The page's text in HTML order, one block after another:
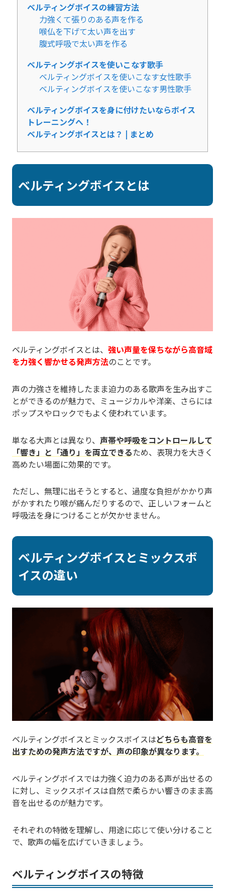
ベルティングボイスの練習方法
力強くて張りのある声を作る
喉仏を下げて太い声を出す
腹式呼吸で太い声を作る
ベルティングボイスを使いこなす歌手
ベルティングボイスを使いこなす女性歌手
ベルティングボイスを使いこなす男性歌手
ベルティングボイスを身に付けたいならボイス
トレーニングへ！
ベルティングボイスとは？ | まとめ
ベルティングボイスとは
ベルティングボイスとは、 強い声量を保ちながら高音域
を力強く響かせる発声方法のことです。
声の力強さを維持したまま迫力のある歌声を生み出すこ
とができるのが魅力で、ミュージカルや洋楽、さらには
ポップスやロックでもよく使われています。
単なる大声とは異なり、 声帯や呼吸をコントロールして
「響き」と「通り」を両立できるため、表現力を大きく
高めたい場面に効果的です。
ただし、無理に出そうとすると、過度な負担がかかり声
がかすれたり喉が痛んだりするので、正しいフォームと
呼吸法を身につけることが欠かせません。
ベルティングボイスとミックスボ
イスの違い
ベルティングボイスとミックスボイスはどちらも高音を
出すための発声方法ですが、声の印象が異なります。
ベルティングボイスでは力強く迫力のある声が出せるの
に対し、ミックスボイスは自然で柔らかい響きのまま高
音を出せるのが魅力です。
それぞれの特徴を理解し、用途に応じて使い分けること
で、歌声の幅を広げていきましょう。
ベルティングボイスの特徴